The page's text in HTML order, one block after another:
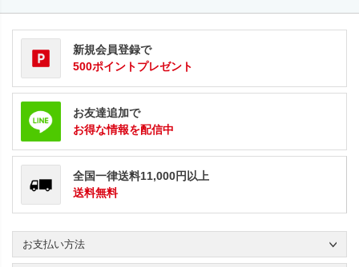
新規会員登録で
500ポイントプレゼント
お友達追加で
お得な情報を配信中
全国一律送料11,000円以上
送料無料
お支払い方法